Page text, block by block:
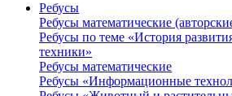
Ребусы
Ребусы математические
Ребусы по теме «История
техники»
Ребусы математические
Ребусы «Информационные